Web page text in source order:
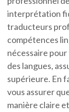
interprétation
traducteurs
compétences
nécessaire
des langues,
supérieure. En
vous assurer
manière claire